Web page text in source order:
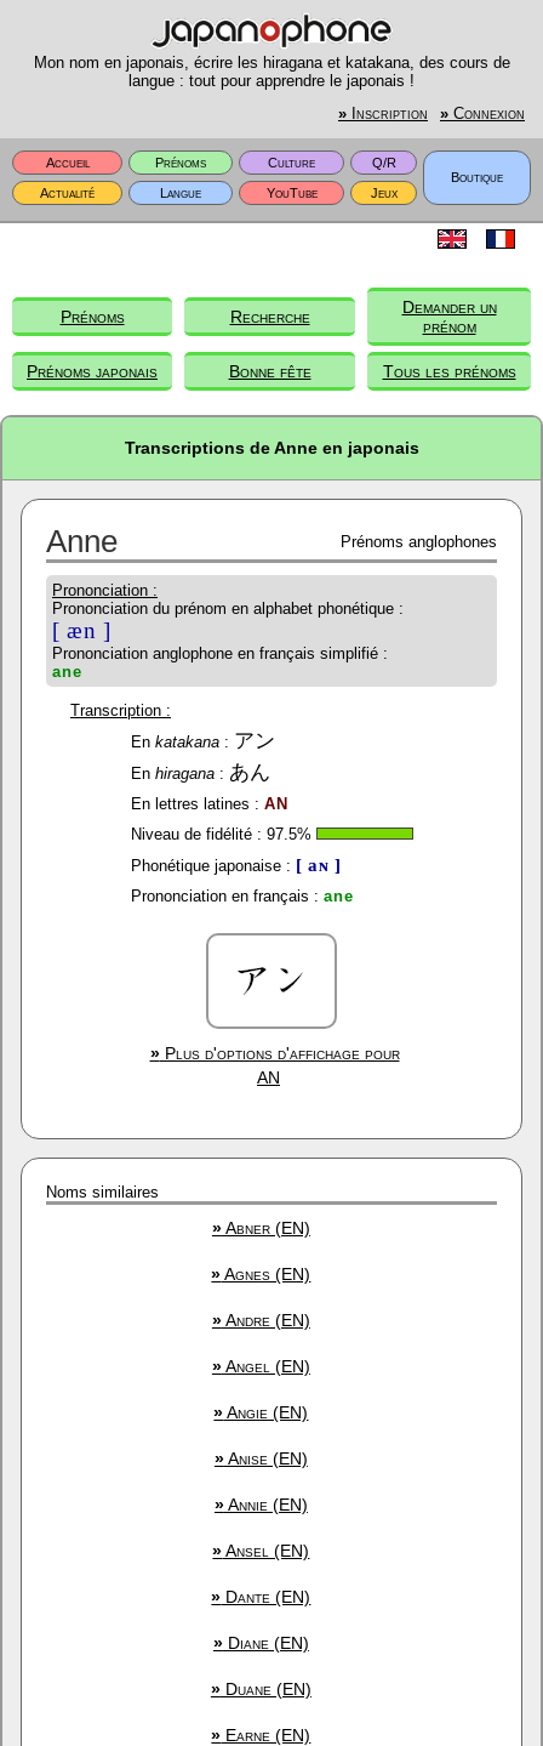
Mon nom en japonais, écrire les hiragana et katakana, des cours de
langue : tout pour apprendre le japonais !
» Inscription » Connexion
Accueil Prénoms Culture
Q/R
Boutique
Actualité
Langue YouTube Jeux
Prénoms Recherche
Demander un
prénom
Prénoms japonais Bonne fête Tous les prénoms
Transcriptions de Anne en japonais
Anne Prénoms anglophones
Prononciation :
Prononciation du prénom en alphabet phonétique :
[ æn ]
Prononciation anglophone en français simplifié :
ane
Transcription :
En katakana: アン
En hiragana: あん
En lettres latines : AN
Niveau de fidélité : 97.5%
Phonétique japonaise : [ aɴ ]
Prononciation en français : ane
»Plus d'options d'affichage pour
AN
Noms similaires
»Abner (EN)
»Agnes (EN)
»Andre (EN)
»Angel (EN)
»Angie (EN)
»Anise (EN)
»Annie (EN)
»Ansel (EN)
» Dante (EN)
»Diane (EN)
»Duane (EN)
» Earne (EN)